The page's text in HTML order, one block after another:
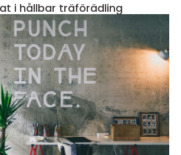
hjärtat i hållbar träförädling